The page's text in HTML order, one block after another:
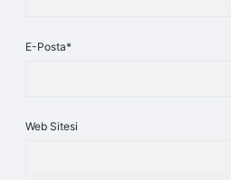
E-Posta*
Web Sitesi